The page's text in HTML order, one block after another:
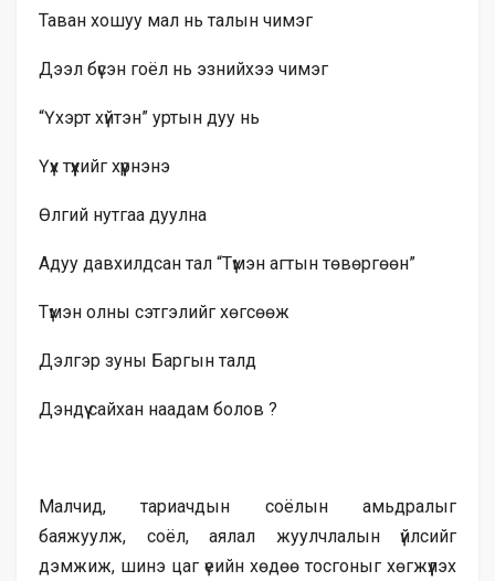
Таван хошуу мал нь талын чимэг
Дээл бүсэн гоёл нь эзнийхээ чимэг
“Үхэрт хүйтэн” уртын дуу нь
Үүх түүхийг хүүрнэнэ
Өлгий нутгаа дуулна
Адуу давхилдсан тал “Түмэн агтын төвөргөөн”
Түмэн олны сэтгэлийг хөгсөөж
Дэлгэр зуны Баргын талд
Дэндүү сайхан наадам болов ?
Малчид, тариачдын соёлын амьдралыг
баяжуулж, соёл, аялал жуулчлалын үйлсийг
дэмжиж, шинэ цаг үеийн хөдөө тосгоныг хөгжүүлэх